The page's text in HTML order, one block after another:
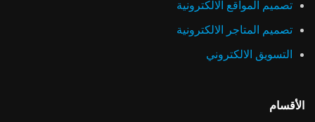
تصميم المواقع الالكترونية
تصميم المتاجر الالكترونية
التسويق الالكتروني
الأقسام